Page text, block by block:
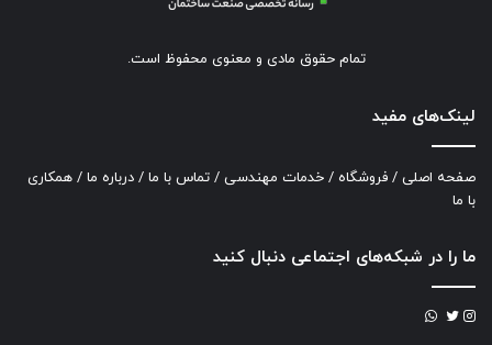
تمام حقوق مادی و معنوی محفوظ است.
لینک‌های مفید
صفحه اصلی / فروشگاه / خدمات مهندسی / تماس با ما / درباره ما / همکاری
با ما
ما را در شبکه‌های اجتماعی دنبال کنید